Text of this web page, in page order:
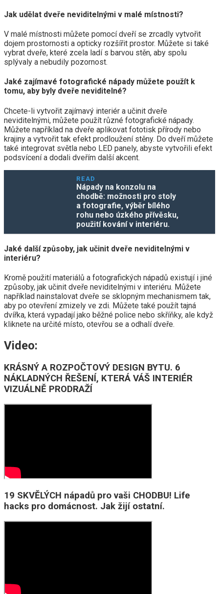
Jak udělat dveře neviditelnými v malé místnosti?
V malé místnosti můžete pomocí dveří se zrcadly vytvořit
dojem prostornosti a opticky rozšířit prostor. Můžete si také
vybrat dveře, které zcela ladí s barvou stěn, aby spolu
splývaly a nebudily pozornost.
Jaké zajímavé fotografické nápady můžete použít k
tomu, aby byly dveře neviditelné?
Chcete-li vytvořit zajímavý interiér a učinit dveře
neviditelnými, můžete použít různé fotografické nápady.
Můžete například na dveře aplikovat fototisk přírody nebo
krajiny a vytvořit tak efekt prodloužení stěny. Do dveří můžete
také integrovat světla nebo LED panely, abyste vytvořili efekt
podsvícení a dodali dveřím další akcent.
READ
Nápady na konzolu na
chodbě: možnosti pro stoly
a fotografie, výběr bílého
rohu nebo úzkého přívěsku,
použití kování v interiéru.
Jaké další způsoby, jak učinit dveře neviditelnými v
interiéru?
Kromě použití materiálů a fotografických nápadů existují i ​​​​jiné
způsoby, jak učinit dveře neviditelnými v interiéru. Můžete
například nainstalovat dveře se sklopným mechanismem tak,
aby po otevření zmizely ve zdi. Můžete také použít tajná
dvířka, která vypadají jako běžné police nebo skříňky, ale když
kliknete na určité místo, otevřou se a odhalí dveře.
Video:
KRÁSNÝ A ROZPOČTOVÝ DESIGN BYTU. 6
NÁKLADNÝCH ŘEŠENÍ, KTERÁ VÁŠ INTERIÉR
VIZUÁLNĚ PRODRAŽÍ
19 SKVĚLÝCH nápadů pro vaši CHODBU! Life
hacks pro domácnost. Jak žijí ostatní.